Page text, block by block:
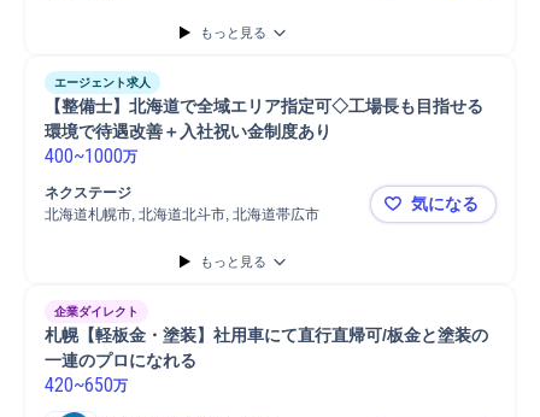
もっと見る
エージェント求人
【整備士】北海道で全域エリア指定可◇工場長も目指せる
環境で待遇改善＋入社祝い金制度あり
400~1000万
ネクステージ
北海道札幌市, 北海道北斗市, 北海道帯広市
【整備士】
気になる
もっと見る
企業ダイレクト
札幌【軽板金・塗装】社用車にて直行直帰可/板金と塗装の
一連のプロになれる
420~650万